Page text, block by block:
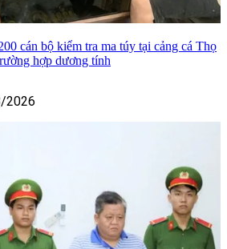
cán bộ kiểm tra ma túy tại cảng cá Thọ
hợp dương tính
2026